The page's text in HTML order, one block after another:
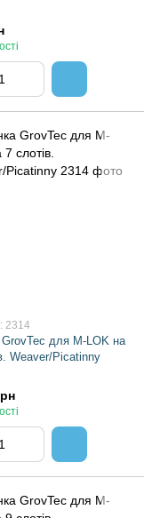
2314
для M-LOK на
Weaver/Picatinny